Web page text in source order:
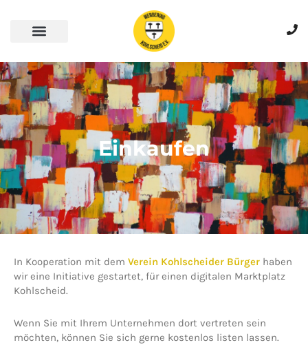
content
Einkaufen
In Kooperation mit dem Verein Kohlscheider Bürger haben
wir eine Initiative gestartet, für einen digitalen Marktplatz
Kohlscheid.
Wenn Sie mit Ihrem Unternehmen dort vertreten sein
möchten, können Sie sich gerne kostenlos listen lassen.